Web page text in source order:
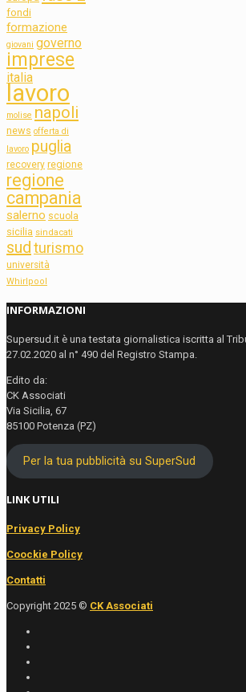
fondi
formazione
giovani governo
imprese
italia
lavoro
molise napoli
news offerta di
lavoro puglia
recovery regione
regione
campania
salerno scuola
sicilia sindacati
sudturismo
università
Whirlpool
INFORMAZIONI
Supersud.it è una testata giornalistica iscritta al
27.02.2020 al n° 490 del Registro Stampa.
Edito da:
CK Associati
Via Sicilia, 67
85100 Potenza (PZ)
Per la tua pubblicità su SuperSud
LINK UTILI
Privacy Policy
Coockie Policy
Contatti
Copyright 2025 © CK Associati